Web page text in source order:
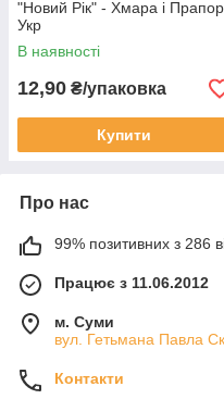
"Новий Рік" - Хмара і Прапор,
Укр
В наявності
12,90 ₴/упаковка
Купити
Про нас
99% позитивних з 286
Працює з 11.06.2012
м. Суми
вул. Гетьмана Павла
Контакти